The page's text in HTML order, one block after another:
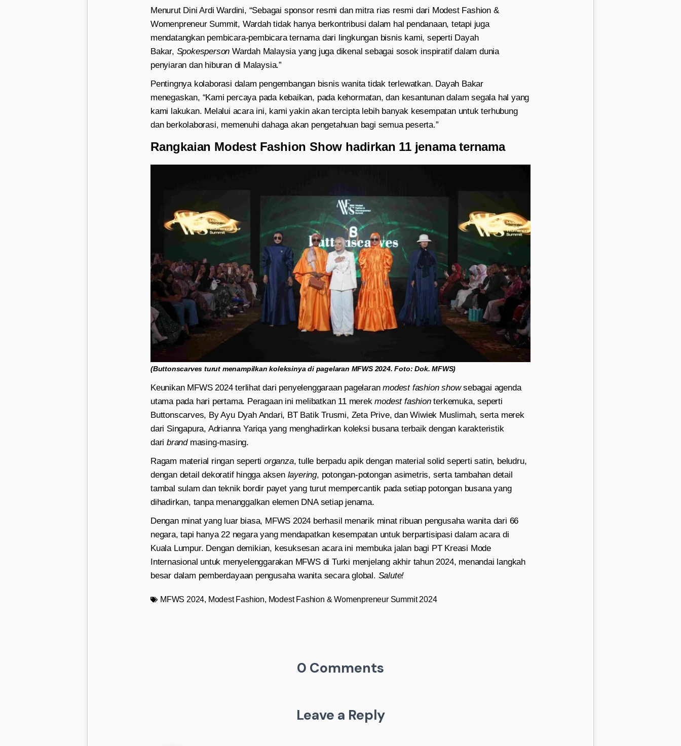
Menurut Dini Ardi Wardini, “Sebagai sponsor resmi dan mitra rias resmi dari Modest Fashion &
Womenpreneur Summit, Wardah tidak hanya berkontribusi dalam hal pendanaan, tetapi juga
mendatangkan pembicara-pembicara ternama dari lingkungan bisnis kami, seperti Dayah
Bakar, Spokesperson Wardah Malaysia yang juga dikenal sebagai sosok inspiratif dalam dunia
penyiaran dan hiburan di Malaysia.”
Pentingnya kolaborasi dalam pengembangan bisnis wanita tidak terlewatkan. Dayah Bakar
menegaskan, “Kami percaya pada kebaikan, pada kehormatan, dan kesantunan dalam segala hal yang
kami lakukan. Melalui acara ini, kami yakin akan tercipta lebih banyak kesempatan untuk terhubung
dan berkolaborasi, memenuhi dahaga akan pengetahuan bagi semua peserta.”
Rangkaian Modest Fashion Show hadirkan 11 jenama ternama
(Buttonscarves turut menampilkan koleksinya di pagelaran MFWS 2024. Foto: Dok. MFWS)
Keunikan MFWS 2024 terlihat dari penyelenggaraan pagelaran modest fashion show sebagai agenda
utama pada hari pertama. Peragaan ini melibatkan 11 merek modest fashion terkemuka, seperti
Buttonscarves, By Ayu Dyah Andari, BT Batik Trusmi, Zeta Prive, dan Wiwiek Muslimah, serta merek
dari Singapura, Adrianna Yariqa yang menghadirkan koleksi busana terbaik dengan karakteristik
dari brand masing-masing.
Ragam material ringan seperti organza, tulle berpadu apik dengan material solid seperti satin, beludru,
dengan detail dekoratif hingga aksen layering, potongan-potongan asimetris, serta tambahan detail
tambal sulam dan teknik bordir payet yang turut mempercantik pada setiap potongan busana yang
dihadirkan, tanpa menanggalkan elemen DNA setiap jenama.
Dengan minat yang luar biasa, MFWS 2024 berhasil menarik minat ribuan pengusaha wanita dari 66
negara, tapi hanya 22 negara yang mendapatkan kesempatan untuk berpartisipasi dalam acara di
Kuala Lumpur. Dengan demikian, kesuksesan acara ini membuka jalan bagi PT Kreasi Mode
Internasional untuk menyelenggarakan MFWS di Turki menjelang akhir tahun 2024, menandai langkah
besar dalam pemberdayaan pengusaha wanita secara global. Salute!
MFWS 2024, Modest Fashion, Modest Fashion & Womenpreneur Summit 2024
0 Comments
Leave a Reply